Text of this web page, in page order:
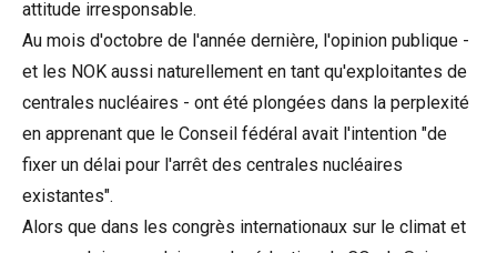
attitude irresponsable.
Au mois d'octobre de l'année dernière, l'opinion publique -
et les NOK aussi naturellement en tant qu'exploitantes de
centrales nucléaires - ont été plongées dans la perplexité
en apprenant que le Conseil fédéral avait l'intention "de
fixer un délai pour l'arrêt des centrales nucléaires
existantes".
Alors que dans les congrès internationaux sur le climat et